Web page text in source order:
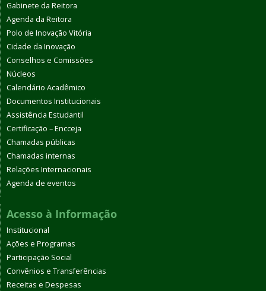
Gabinete da Reitora
Agenda da Reitora
Polo de Inovação Vitória
Cidade da Inovação
Conselhos e Comissões
Núcleos
Calendário Acadêmico
Documentos Institucionais
Assistência Estudantil
Certificação – Encceja
Chamadas públicas
Chamadas internas
Relações Internacionais
Agenda de eventos
Acesso à Informação
Institucional
Ações e Programas
Participação Social
Convênios e Transferências
Receitas e Despesas